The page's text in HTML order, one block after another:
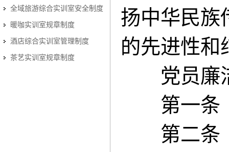
全域旅游综合实训室安全制度
暖咖实训室规章制度
酒店综合实训室管理制度
茶艺实训室规章制度
扬中华民族
的先进性和
党员廉
第一条
第二条